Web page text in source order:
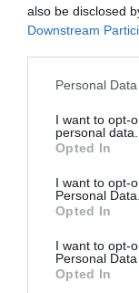
also be disclosed
Downstream
Personal
I want to opt-
personal data.
Opted In
I want to opt-
Personal Data.
Opted In
I want to opt-
Personal
Opted In
ESPAÑA
Los
Eulogio
Marcelo
historia, de
desmontar
cristiano"
por Hispanidad
Artículos